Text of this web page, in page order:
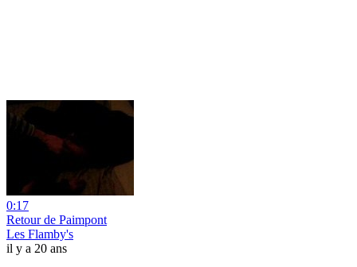
0:17
Retour de Paimpont
Les Flamby's
il y a 20 ans